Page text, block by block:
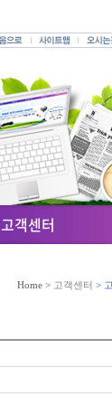
고객센터
Home > 고객센터 >